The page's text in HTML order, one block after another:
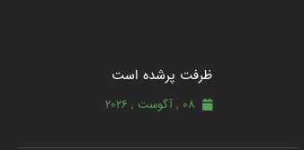
ظرفت پرشده‌ است
08 , آگوست , 2026